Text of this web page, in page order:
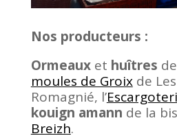
Nos producteurs :
Ormeauxet huîtres de
moules de Groixde
Romagnié, l’
kouign amann de la
Breizh.